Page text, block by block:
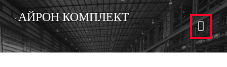
АЙРОН КОМПЛЕКТ